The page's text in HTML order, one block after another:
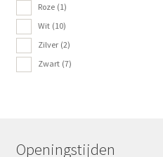
Roze (1)
Wit (10)
Zilver (2)
Zwart (7)
Openingstijden